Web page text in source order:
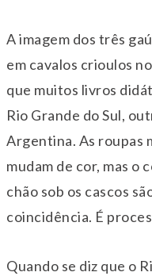
A imagem dos três
em cavalos crioulos
que muitos livros
Rio Grande do Sul,
Argentina. As roupas
mudam de cor, mas o
chão sob os cascos
coincidência. É
Quando se diz que o